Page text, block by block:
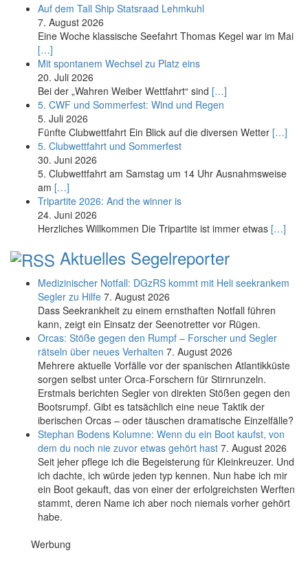
Auf dem Tall Ship Statsraad Lehmkuhl
7. August 2026
Eine Woche klassische Seefahrt Thomas Kegel war im Mai
[…]
Mit spontanem Wechsel zu Platz eins
20. Juli 2026
Bei der „Wahren Weiber Wettfahrt“ sind […]
5. CWF und Sommerfest: Wind und Regen
5. Juli 2026
Fünfte Clubwettfahrt Ein Blick auf die diversen Wetter […]
5. Clubwettfahrt und Sommerfest
30. Juni 2026
5. Clubwettfahrt am Samstag um 14 Uhr Ausnahmsweise
am […]
Tripartite 2026: And the winner is
24. Juni 2026
Herzliches Willkommen Die Tripartite ist immer etwas […]
Aktuelles Segelreporter
Medizinischer Notfall: DGzRS kommt mit Heli seekrankem
Segler zu Hilfe 7. August 2026
Dass Seekrankheit zu einem ernsthaften Notfall führen
kann, zeigt ein Einsatz der Seenotretter vor Rügen.
Orcas: Stöße gegen den Rumpf – Forscher und Segler
rätseln über neues Verhalten 7. August 2026
Mehrere aktuelle Vorfälle vor der spanischen Atlantikküste
sorgen selbst unter Orca-Forschern für Stirnrunzeln.
Erstmals berichten Segler von direkten Stößen gegen den
Bootsrumpf. Gibt es tatsächlich eine neue Taktik der
iberischen Orcas – oder täuschen dramatische Einzelfälle?
Stephan Bodens Kolumne: Wenn du ein Boot kaufst, von
dem du noch nie zuvor etwas gehört hast 7. August 2026
Seit jeher pflege ich die Begeisterung für Kleinkreuzer. Und
ich dachte, ich würde jeden typ kennen. Nun habe ich mir
ein Boot gekauft, das von einer der erfolgreichsten Werften
stammt, deren Name ich aber noch niemals vorher gehört
habe.
Werbung